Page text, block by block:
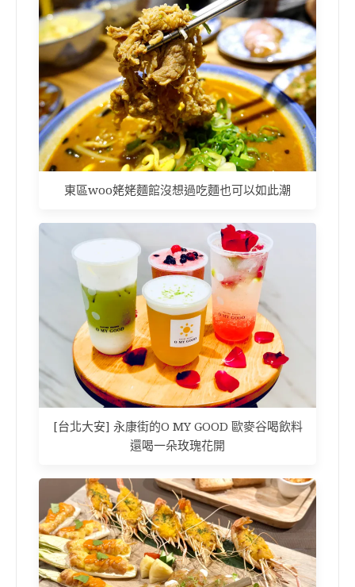
東區woo姥姥麵館沒想過吃麵也可以如此潮
[台北大安] 永康街的O MY GOOD 歐麥谷喝飲料
還喝一朵玫瑰花開